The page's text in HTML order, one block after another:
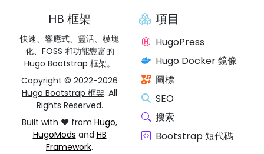
HB 框架
快速、響應式、靈活、模塊
化、FOSS 和功能豐富的
Hugo Bootstrap 框架。
Copyright © 2022-2026
Hugo Bootstrap 框架. All
Rights Reserved.
Built with ❤️ from Hugo,
HugoMods and HB
Framework.
項目
HugoPress
Hugo Docker 鏡像
圖標
SEO
搜索
Bootstrap 短代碼